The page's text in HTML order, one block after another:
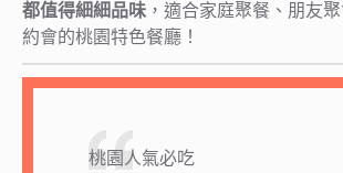
都值得細細品味 ，適合家庭聚餐、朋友
約會的桃園特色餐廳！
桃園人氣必吃